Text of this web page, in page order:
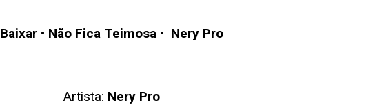
Baixar• Não Fica Teimosa• Nery Pro
Artista: Nery Pro